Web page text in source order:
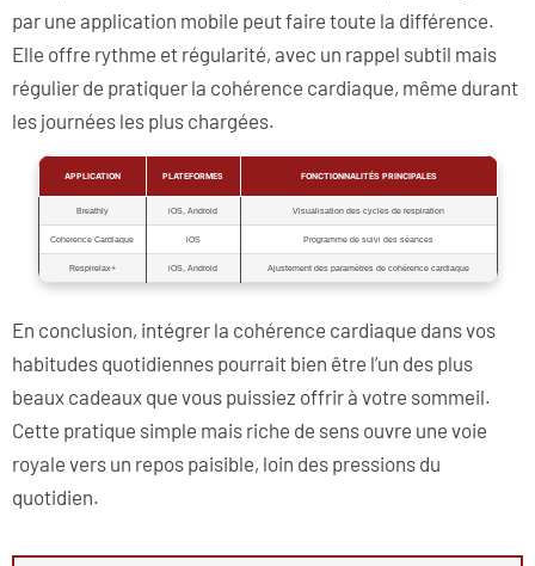
par une application mobile peut faire toute la différence.
Elle offre rythme et régularité, avec un rappel subtil mais
régulier de pratiquer la cohérence cardiaque, même durant
les journées les plus chargées.
APPLICATION PLATEFORMES FONCTIONNALITÉS PRINCIPALES
Breathly iOS, Android Visualisation des cycles de respiration
Coherence Cardiaque iOS Programme de suivi des séances
Respirelax+ iOS, Android Ajustement des paramètres de cohérence cardiaque
En conclusion, intégrer la cohérence cardiaque dans vos
habitudes quotidiennes pourrait bien être l’un des plus
beaux cadeaux que vous puissiez offrir à votre sommeil.
Cette pratique simple mais riche de sens ouvre une voie
royale vers un repos paisible, loin des pressions du
quotidien.